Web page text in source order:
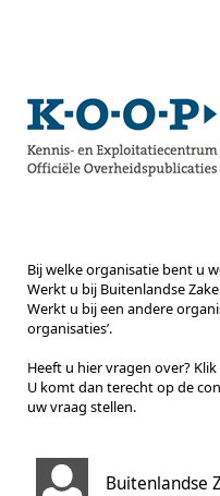
Bij welke organisatie bent u
Werkt u bij Buitenlandse
Werkt u bij een andere
organisaties’.
Heeft u hier vragen over?
U komt dan terecht op de
uw vraag stellen.
Buitenlandse